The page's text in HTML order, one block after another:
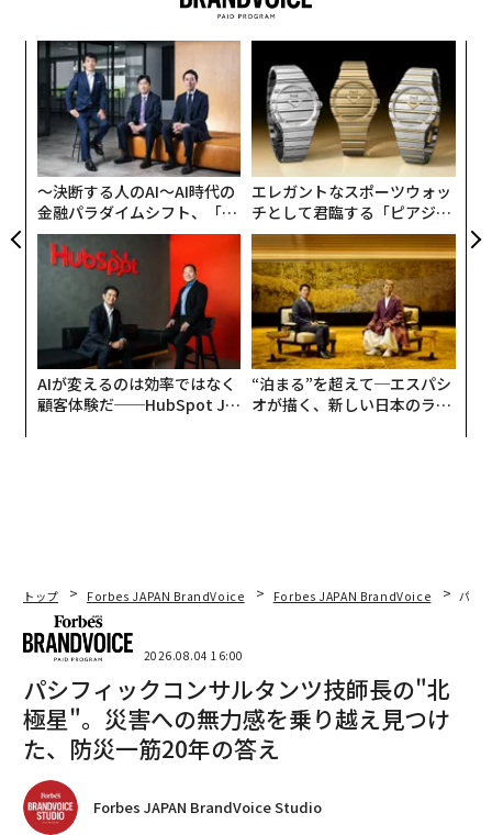
〜決断する人のAI〜AI時代の
金融パラダイムシフト、「超
個別化」の核心 【MUFG×ウ
ェルスナビ×PwC】
エレガントなスポーツウォッ
チとして君臨する「ピアジ
ェ」ポロの魅力
AIが変えるのは効率ではなく
顧客体験だ──HubSpot Ja
“泊まる”を超えて─エスパシ
オが描く、新しい日本のラグ
トップ Forbes JAPAN BrandVoice Forbes JAPAN BrandVoice パシ
2026.08.04 16:00
パシフィックコンサルタンツ技師長の"北
極星"。災害への無力感を乗り越え見つけ
た、防災一筋20年の答え
Forbes JAPAN BrandVoice Studio